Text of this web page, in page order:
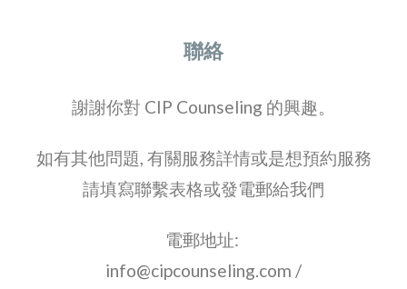
聯絡
謝謝你對 CIP Counseling 的興趣。
如有其他問題, 有關服務詳情或是想預約服務
請填寫聯繫表格或發電郵給我們
電郵地址:
info@cipcounseling.com /